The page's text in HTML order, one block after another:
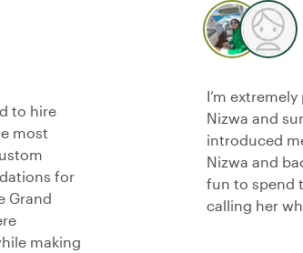
to hire
most
for
Grand
making
I’m
Nizwa and
introduced
Nizwa and
fun to spend
calling her